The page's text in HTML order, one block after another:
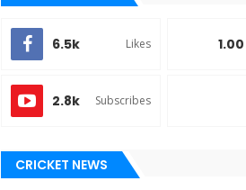
6.5k Likes
2.8k Subscribes
CRICKET NEWS